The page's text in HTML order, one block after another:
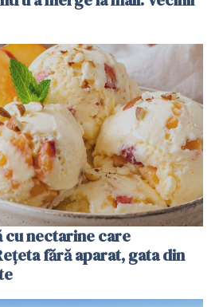
cu nectarine care
fără aparat, gata din